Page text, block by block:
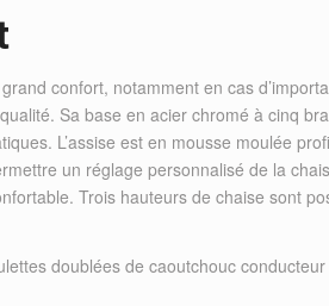
confort, notamment en cas
Sa base en acier chromé à cinq
L’assise est en mousse moulée
un réglage personnalisé de la
Trois hauteurs de chaise sont
doublées de caoutchouc